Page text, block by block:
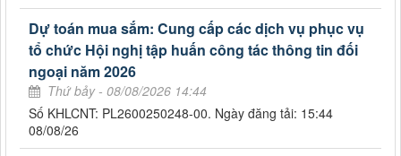
Dự toán mua sắm: Cung cấp các dịch vụ phục vụ
tổ chức Hội nghị tập huấn công tác thông tin đối
ngoại năm 2026
Thứ bảy - 08/08/2026 14:44
Số KHLCNT: PL2600250248-00. Ngày đăng tải: 15:44
08/08/26